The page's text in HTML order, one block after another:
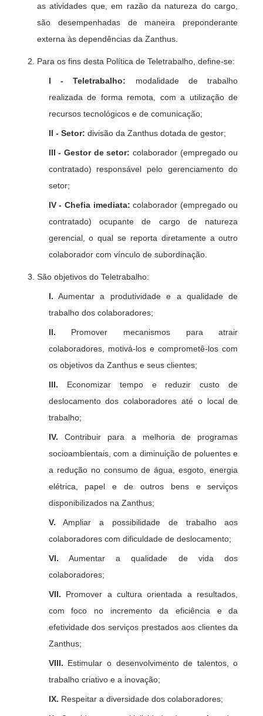
as atividades que, em razão da natureza do cargo,
são desempenhadas de maneira preponderante
externa às dependências da Zanthus.
Para os fins desta Política de Teletrabalho, define-se:
I - Teletrabalho: modalidade de trabalho
realizada de forma remota, com a utilização de
recursos tecnológicos e de comunicação;
II - Setor: divisão da Zanthus dotada de gestor;
III - Gestor de setor: colaborador (empregado ou
contratado) responsável pelo gerenciamento do
setor;
IV - Chefia imediata: colaborador (empregado ou
contratado) ocupante de cargo de natureza
gerencial, o qual se reporta diretamente a outro
colaborador com vínculo de subordinação.
São objetivos do Teletrabalho:
I. Aumentar a produtividade e a qualidade de
trabalho dos colaboradores;
II. Promover mecanismos para atrair
colaboradores, motivá-los e comprometê-los com
os objetivos da Zanthus e seus clientes;
III. Economizar tempo e reduzir custo de
deslocamento dos colaboradores até o local de
trabalho;
IV. Contribuir para a melhoria de programas
socioambientais, com a diminuição de poluentes e
a redução no consumo de água, esgoto, energia
elétrica, papel e de outros bens e serviços
disponibilizados na Zanthus;
V. Ampliar a possibilidade de trabalho aos
colaboradores com dificuldade de deslocamento;
VI. Aumentar a qualidade de vida dos
colaboradores;
VII. Promover a cultura orientada a resultados,
com foco no incremento da eficiência e da
efetividade dos serviços prestados aos clientes da
Zanthus;
VIII. Estimular o desenvolvimento de talentos, o
trabalho criativo e a inovação;
IX. Respeitar a diversidade dos colaboradores;